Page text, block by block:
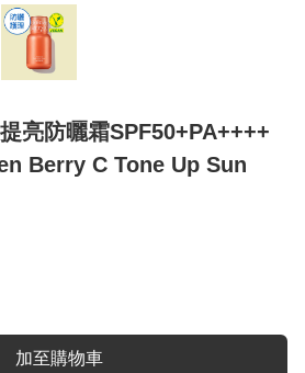
亮防曬霜SPF50+PA++++
Berry C Tone Up Sun
加至購物車